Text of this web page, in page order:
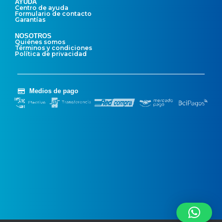
AYUDA
Centro de ayuda
Formulario de contacto
Garantías
NOSOTROS
Quiénes somos
Términos y condiciones
Política de privacidad
Medios de pago